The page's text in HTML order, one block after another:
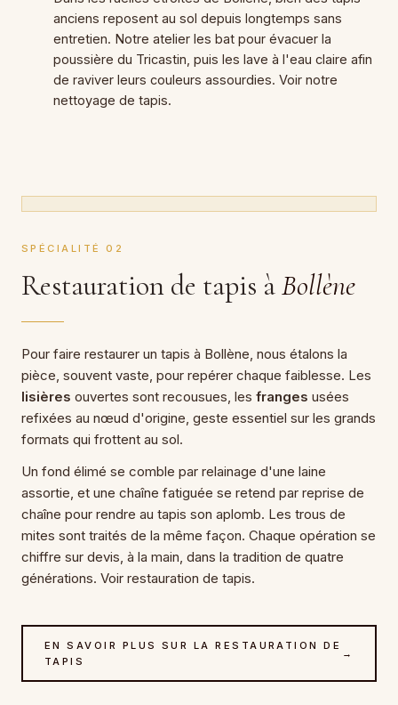
anciens reposent au sol depuis longtemps sans
entretien. Notre atelier les bat pour évacuer la
poussière du Tricastin, puis les lave à l'eau claire afin
de raviver leurs couleurs assourdies. Voir notre
nettoyage de tapis.
SPÉCIALITÉ 02
Restauration de tapis àBollène
Pour faire restaurer un tapis à Bollène, nous étalons la
pièce, souvent vaste, pour repérer chaque faiblesse. Les
lisières ouvertes sont recousues, les franges usées
refixées au nœud d'origine, geste essentiel sur les grands
formats qui frottent au sol.
Un fond élimé se comble par relainage d'une laine
assortie, et une chaîne fatiguée se retend par reprise de
chaîne pour rendre au tapis son aplomb. Les trous de
mites sont traités de la même façon. Chaque opération se
chiffre sur devis, à la main, dans la tradition de quatre
générations. Voir restauration de tapis.
EN SAVOIR PLUS SUR LA RESTAURATION DE
TAPIS
→